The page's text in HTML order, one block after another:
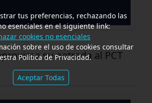
su entrada al PCT
tus preferencias, rechazando las
esenciales en el siguiente link:
cookies no esenciales
sobre el uso de cookies consultar
Política de Privacidad.
Aceptar Todas